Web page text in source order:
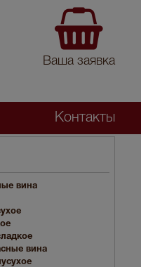
Ваша заявка
Контакты
вина
вина